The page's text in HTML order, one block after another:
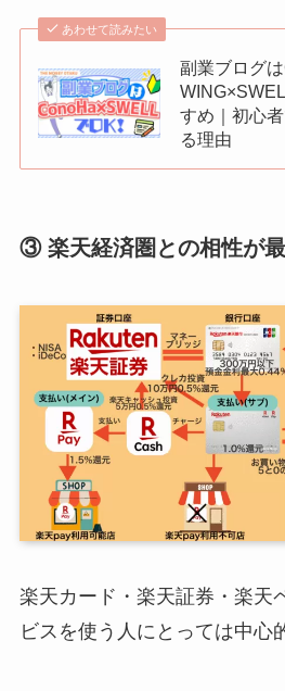
あわせて読みたい
副業ブログ
すめ｜初心
る理由
③ 楽天経済圏との相性が
楽天カード・楽天証券・楽天
ビスを使う人にとっては中心